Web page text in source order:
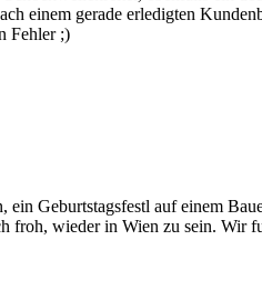
einem gerade erledigten
Fehler ;)
Geburtstagsfestl auf einem
froh, wieder in Wien zu sein.